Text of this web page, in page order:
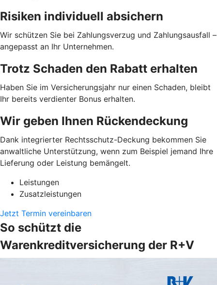
Risiken individuell absichern
Wir schützen Sie bei Zahlungsverzug und Zahlungsausfall –
angepasst an Ihr Unternehmen.
Trotz Schaden den Rabatt erhalten
Haben Sie im Versicherungsjahr nur einen Schaden, bleibt
Ihr bereits verdienter Bonus erhalten.
Wir geben Ihnen Rückendeckung
Dank integrierter Rechtsschutz-Deckung bekommen Sie
anwaltliche Unterstützung, wenn zum Beispiel jemand Ihre
Lieferung oder Leistung bemängelt.
Leistungen
Zusatzleistungen
Jetzt Termin vereinbaren
So schützt die
Warenkreditversicherung der R+V